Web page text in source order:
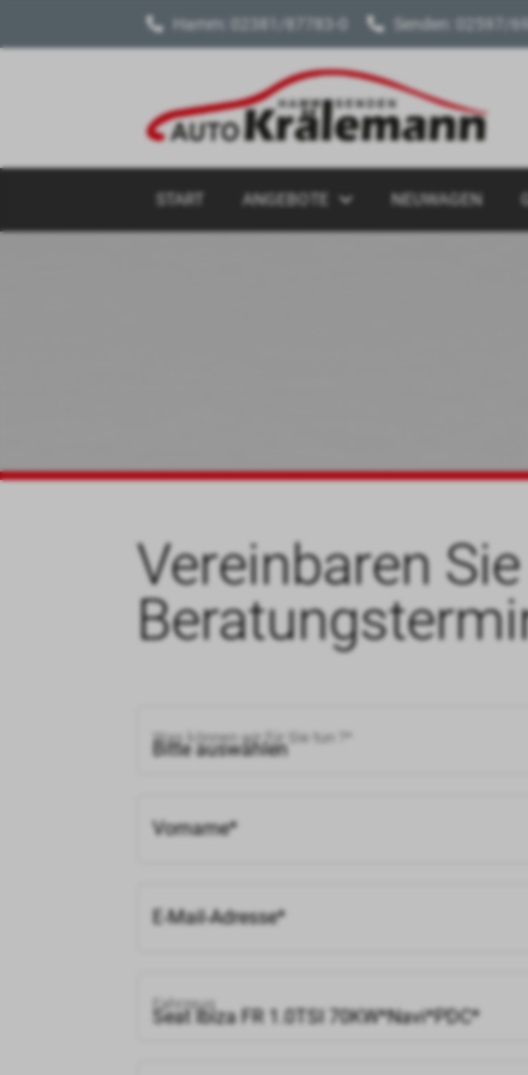
Hamm: 02381/87783-0 Senden: 02597/
START ANGEBOTE NEUWAGEN
Vereinbaren
Was können wir für Sie tun ?*
Vorname*
E-Mail-Adresse*
Fahrzeug